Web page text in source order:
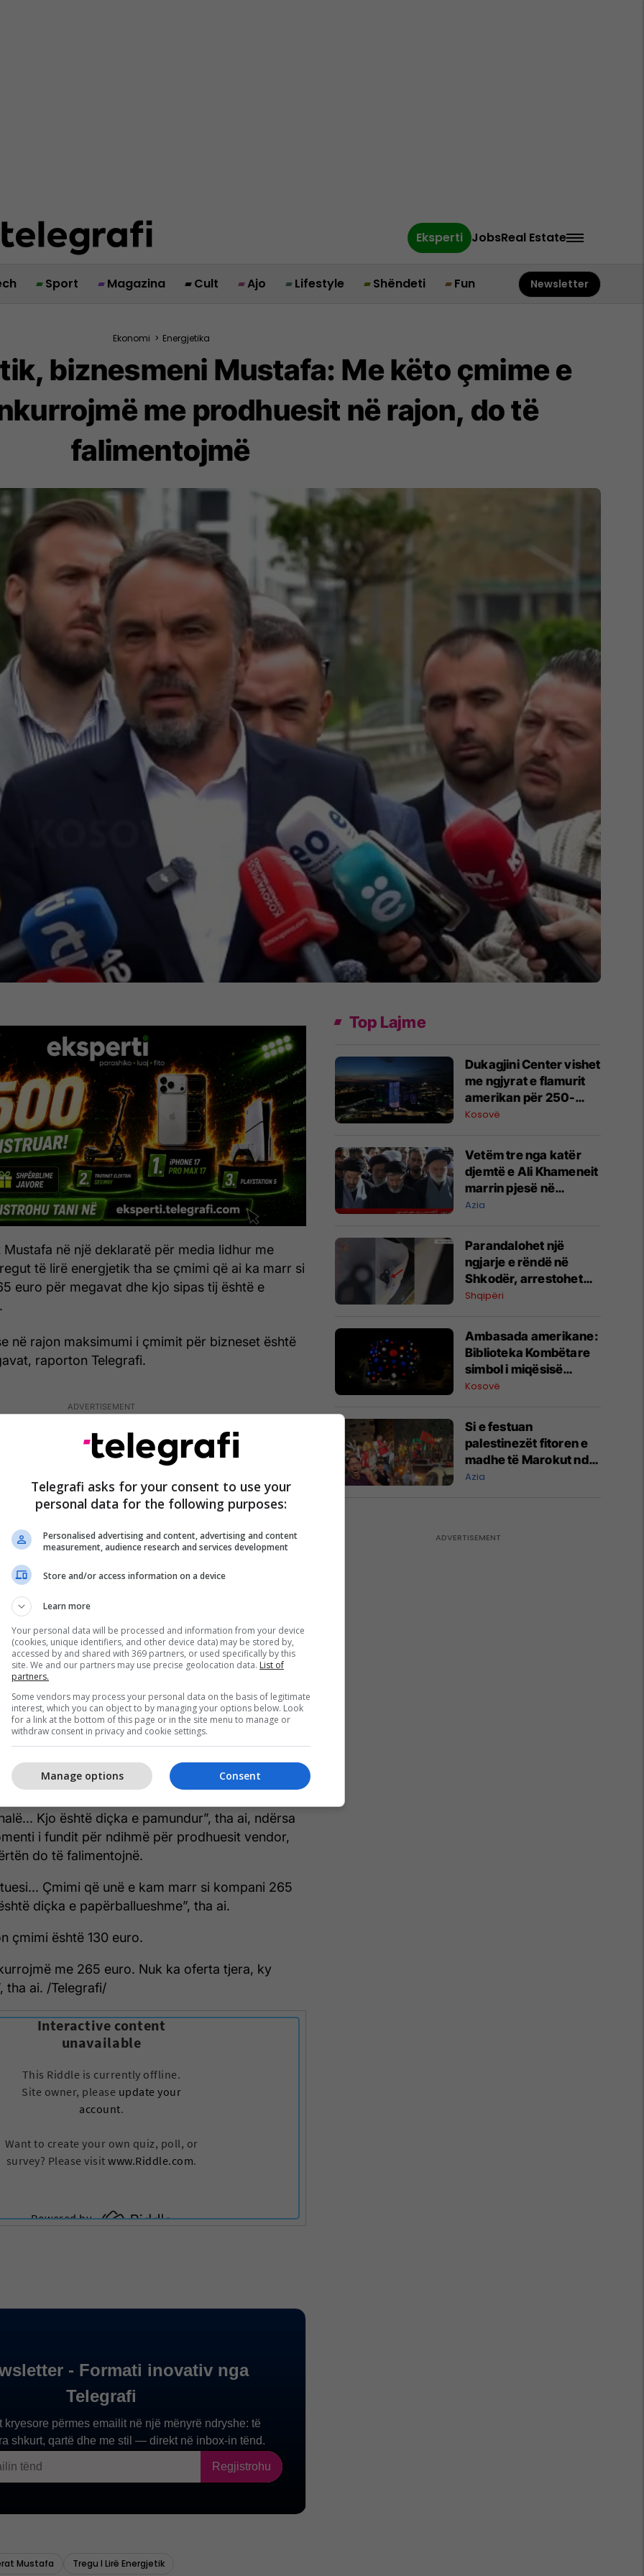
Eksperti JobsReal Estate
Sport Magazina Cult Ajo Lifestyle Shëndeti Fun Newsletter
Ekonomi > Energjetika
biznesmeni Mustafa: Me këto çmime e
me prodhuesit në rajon, do të
falimentojmë
Mustafa në një deklaratë për media lidhur me
të lirë energjetik tha se çmimi që ai ka marr si
euro për megavat dhe kjo sipas tij është e
në rajon maksimumi i çmimit për bizneset është
raporton Telegrafi.
Prishtinë, kërkohet një afat kohor
për daljen në treg të lirë të
energjisë elektrike
mëhershme kam thënë se cili prodhues me rritje
elektrike mund të konkurroj në treg me
Kjo është diçka e pamundur”, tha ai, ndërsa
i fundit për ndihmë për prodhuesit vendor,
do të falimentojnë.
Çmimi që unë e kam marr si kompani 265
diçka e papërballueshme”, tha ai.
çmimi është 130 euro.
me 265 euro. Nuk ka oferta tjera, ky
tha ai. /Telegrafi/
Top Lajme
Dukagjini Center vishet
me ngjyrat e flamurit
amerikan për 250-
vjetorin e pavarësisë
Kosovë
Vetëm tre nga katër
djemtë e Ali Khameneit
marrin pjesë në
varrimin e babait -
zhdukur'
Azia
Parandalohet një
ngjarje e rëndë në
Shkodër, arrestohet
38-vjeçari me minë me
Shqipëri
Ambasada amerikane:
Biblioteka Kombëtare
simbol i miqësisë
Kosovë-SHBA
Kosovë
Si e festuan
palestinezët fitoren e
madhe të Marokut ndaj
Kanadasë në Botëror -
Azia
Telegrafi asks for your consent to use your
personal data for the following purposes:
Personalised advertising and content, advertising and content
measurement, audience research and services development
Store and/or access information on a device
Learn more
Your personal data will be processed and information from your device
(cookies, unique identifiers, and other device data) may be stored by,
accessed by and shared with 369 partners, or used specifically by this
site. We and our partners may use precise geolocation data. List of
partners.
Some vendors may process your personal data on the basis of legitimate
interest, which you can object to by managing your options below. Look
for a link at the bottom of this page or in the site menu to manage or
withdraw consent in privacy and cookie settings.
Consent
Manage options